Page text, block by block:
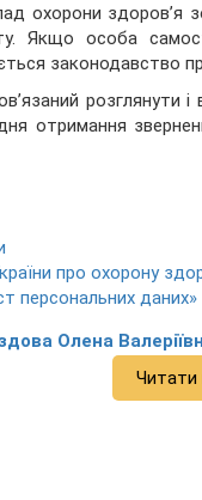
охорони здоров’я
Якщо особа
законодавство
розглянути
отримання
про охорону
персональних даних»
Олена
Читати